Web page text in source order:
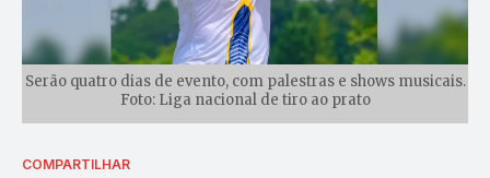
Serão quatro dias de evento, com palestras e shows musicais.
Foto: Liga nacional de tiro ao prato
COMPARTILHAR